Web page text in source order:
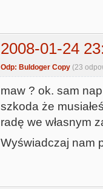
2008-01-24
Odp: Buldoger Copy (23
maw ? ok. sam
szkoda że
radę we własnym
Wyświadczaj nam